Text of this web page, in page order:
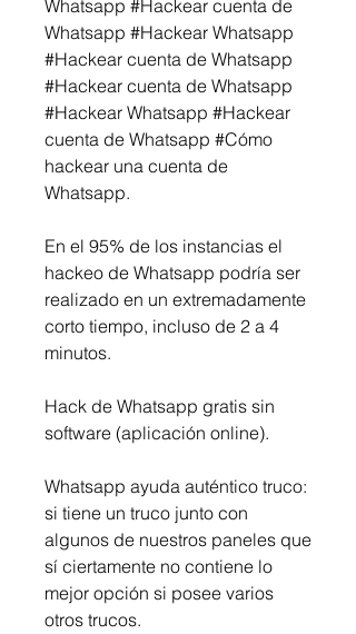
Whatsapp #Hackear cuenta de
Whatsapp #Hackear Whatsapp
#Hackear cuenta de Whatsapp
#Hackear cuenta de Whatsapp
#Hackear Whatsapp #Hackear
cuenta de Whatsapp #Cómo
hackear una cuenta de
Whatsapp.
En el 95% de los instancias el
hackeo de Whatsapp podría ser
realizado en un extremadamente
corto tiempo, incluso de 2 a 4
minutos.
Hack de Whatsapp gratis sin
software (aplicación online).
Whatsapp ayuda auténtico truco:
si tiene un truco junto con
algunos de nuestros paneles que
sí ciertamente no contiene lo
mejor opción si posee varios
otros trucos.